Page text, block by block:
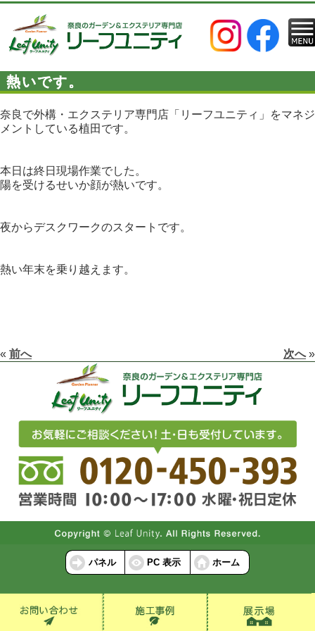
熱いです。
奈良で外構・エクステリア専門店「リーフユニティ」をマネジ
メントしている植田です。
本日は終日現場作業でした。
陽を受けるせいか顔が熱いです。
夜からデスクワークのスタートです。
熱い年末を乗り越えます。
« 前へ 次へ»
パネル PC 表示 ホーム